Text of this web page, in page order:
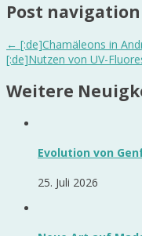
Post navigation
← [:de]Chamäleons in
[:de]Nutzen von UV-
Weitere
Evolution von
25. Juli 2026